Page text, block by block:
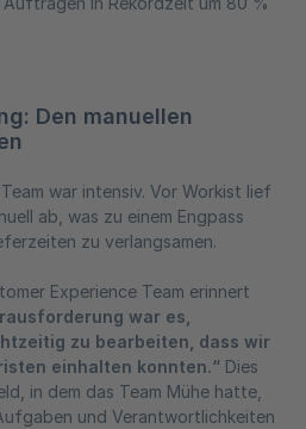
Den manuellen
war intensiv. Vor Workist lief
ab, was zu einem Engpass
zu verlangsamen.
Experience Team erinnert
war es,
zu bearbeiten, dass wir
einhalten konnten.“ Dies
in dem das Team Mühe hatte,
und Verantwortlichkeiten